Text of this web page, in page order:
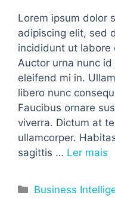
Lorem ipsum dolor
adipiscing elit, sed
incididunt ut labore
Auctor urna nunc
eleifend mi in.
libero nunc
Faucibus ornare
viverra. Dictum at
ullamcorper.
sagittis … Ler mais
Categorias
Business